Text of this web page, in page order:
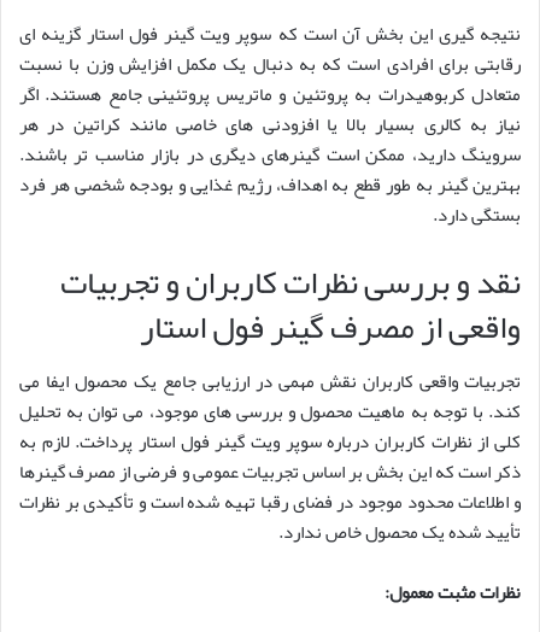
نتیجه گیری این بخش آن است که سوپر ویت گینر فول استار گزینه ای
رقابتی برای افرادی است که به دنبال یک مکمل افزایش وزن با نسبت
متعادل کربوهیدرات به پروتئین و ماتریس پروتئینی جامع هستند. اگر
نیاز به کالری بسیار بالا یا افزودنی های خاصی مانند کراتین در هر
سروینگ دارید، ممکن است گینرهای دیگری در بازار مناسب تر باشند.
بهترین گینر به طور قطع به اهداف، رژیم غذایی و بودجه شخصی هر فرد
بستگی دارد.
نقد و بررسی نظرات کاربران و تجربیات
واقعی از مصرف گینر فول استار
تجربیات واقعی کاربران نقش مهمی در ارزیابی جامع یک محصول ایفا می
کند. با توجه به ماهیت محصول و بررسی های موجود، می توان به تحلیل
کلی از نظرات کاربران درباره سوپر ویت گینر فول استار پرداخت. لازم به
ذکر است که این بخش بر اساس تجربیات عمومی و فرضی از مصرف گینرها
و اطلاعات محدود موجود در فضای رقبا تهیه شده است و تأکیدی بر نظرات
تأیید شده یک محصول خاص ندارد.
نظرات مثبت معمول: